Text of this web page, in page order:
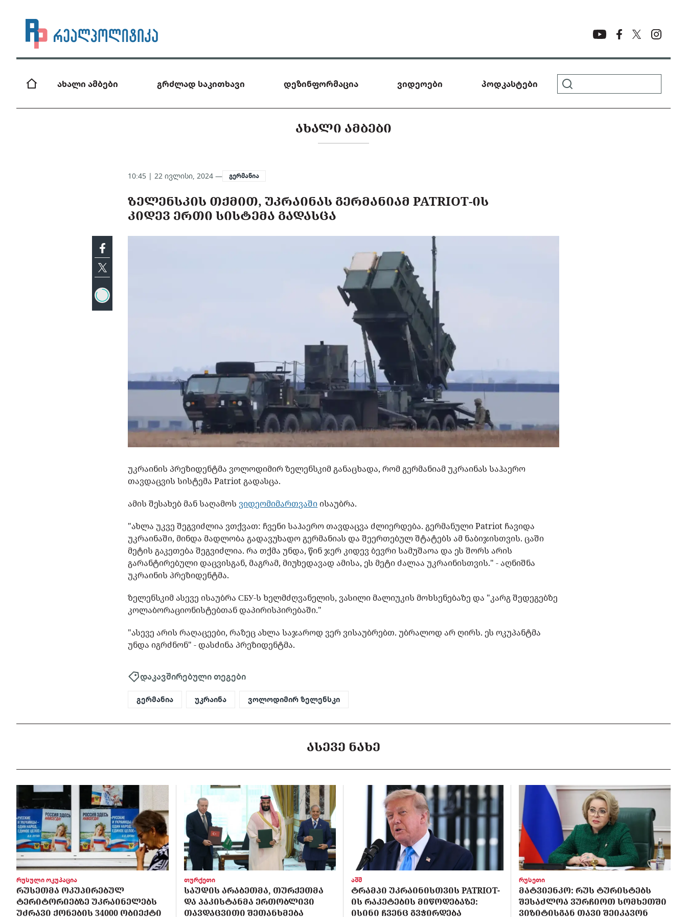
ახალი ამბები გრძლად საკითხავი დეზინფორმაცია ვიდეოები პოდკასტები
ᲐᲮᲐᲚᲘ ᲐᲛᲑᲔᲑᲘ
10:45 | 22 ივლისი, 2024 — გერმანია
ᲖᲔᲚᲔᲜᲡᲙᲘᲡ ᲗᲥᲛᲘᲗ, ᲣᲙᲠᲐᲘᲜᲐᲡ ᲒᲔᲠᲛᲐᲜᲘᲐᲛ PATRIOT-ᲘᲡ
ᲙᲘᲓᲔᲕ ᲔᲠᲗᲘ ᲡᲘᲡᲢᲔᲛᲐ ᲒᲐᲓᲐᲡᲪᲐ
უკრაინის პრეზიდენტმა ვოლოდიმირ ზელენსკიმ განაცხადა, რომ გერმანიამ უკრაინას საჰაერო
თავდაცვის სისტემა Patriot გადასცა.
ამის შესახებ მან საღამოს ვიდეომიმართვაშიისაუბრა.
"ახლა უკვე შეგვიძლია ვთქვათ: ჩვენი საჰაერო თავდაცვა ძლიერდება. გერმანული Patriot ჩავიდა
უკრაინაში, მინდა მადლობა გადავუხადო გერმანიას და შეერთებულ შტატებს ამ ნაბიჯისთვის. ცაში
მეტის გაკეთება შეგვიძლია. რა თქმა უნდა, წინ ჯერ კიდევ ბევრი სამუშაოა და ეს შორს არის
გარანტირებული დაცვისგან, მაგრამ, მიუხედავად ამისა, ეს მეტი ძალაა უკრაინისთვის." - აღნიშნა
უკრაინის პრეზიდენტმა.
ზელენსკიმ ასევე ისაუბრა СБУ-ს ხელმძღვანელის, ვასილი მალიუკის მოხსენებაზე და "კარგ შედეგებზე
კოლაბორაციონისტებთან დაპირისპირებაში."
"ასევე არის რაღაცეები, რაზეც ახლა საჯაროდ ვერ ვისაუბრებთ. უბრალოდ არ ღირს. ეს ოკუპანტმა
უნდა იგრძნონ" - დასძინა პრეზიდენტმა.
დაკავშირებული თეგები
გერმანია უკრაინა ვოლოდიმირ ზელენსკი
ᲐᲡᲔᲕᲔ ᲜᲐᲮᲔ
რუსული ოკუპაცია
ᲠᲣᲡᲔᲗᲛᲐ ᲝᲙᲣᲞᲘᲠᲔᲑᲣᲚ
ᲢᲔᲠᲘᲢᲝᲠᲘᲔᲑᲖᲔ ᲣᲙᲠᲐᲘᲜᲔᲚᲔᲑᲡ
ᲣᲫᲠᲐᲕᲘ ᲥᲝᲜᲔᲑᲘᲡ 34000 ᲝᲑᲘᲔᲥᲢᲘ
თურქეთი
ᲡᲐᲣᲓᲘᲡ ᲐᲠᲐᲑᲔᲗᲛᲐ, ᲗᲣᲠᲥᲔᲗᲛᲐ
ᲓᲐ ᲞᲐᲙᲘᲡᲢᲐᲜᲛᲐ ᲔᲠᲗᲝᲑᲚᲘᲕᲘ
ᲗᲐᲕᲓᲐᲪᲕᲘᲗᲘ ᲨᲔᲗᲐᲜᲮᲛᲔᲑᲐ
აშშ
ᲢᲠᲐᲛᲞᲘ ᲣᲙᲠᲐᲘᲜᲘᲡᲗᲕᲘᲡ PATRIOT-
ᲘᲡ ᲠᲐᲙᲔᲢᲔᲑᲘᲡ ᲛᲘᲬᲝᲓᲔᲑᲐᲖᲔ:
ᲘᲡᲘᲜᲘ ᲩᲕᲔᲜᲪ ᲒᲕᲭᲘᲠᲓᲔᲑᲐ
რუსეთი
ᲛᲐᲢᲕᲘᲔᲜᲙᲝ: ᲠᲣᲡ ᲢᲣᲠᲘᲡᲢᲔᲑᲡ
ᲨᲔᲡᲐᲫᲚᲝᲐ ᲕᲣᲠᲩᲘᲝᲗ ᲡᲝᲛᲮᲔᲗᲨᲘ
ᲕᲘᲖᲘᲢᲘᲡᲒᲐᲜ ᲗᲐᲕᲘ ᲨᲔᲘᲙᲐᲕᲝᲜ